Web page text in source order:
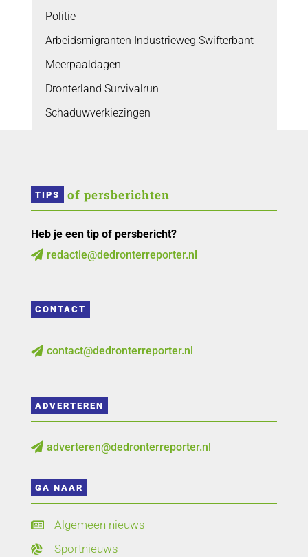
Politie
Arbeidsmigranten Industrieweg Swifterbant
Meerpaaldagen
Dronterland Survivalrun
Schaduwverkiezingen
TIPS of persberichten
Heb je een tip of persbericht?
 redactie@dedronterreporter.nl
CONTACT
 contact@dedronterreporter.nl
ADVERTEREN
 adverteren@dedronterreporter.nl
GA NAAR
 Algemeen nieuws
 Sportnieuws